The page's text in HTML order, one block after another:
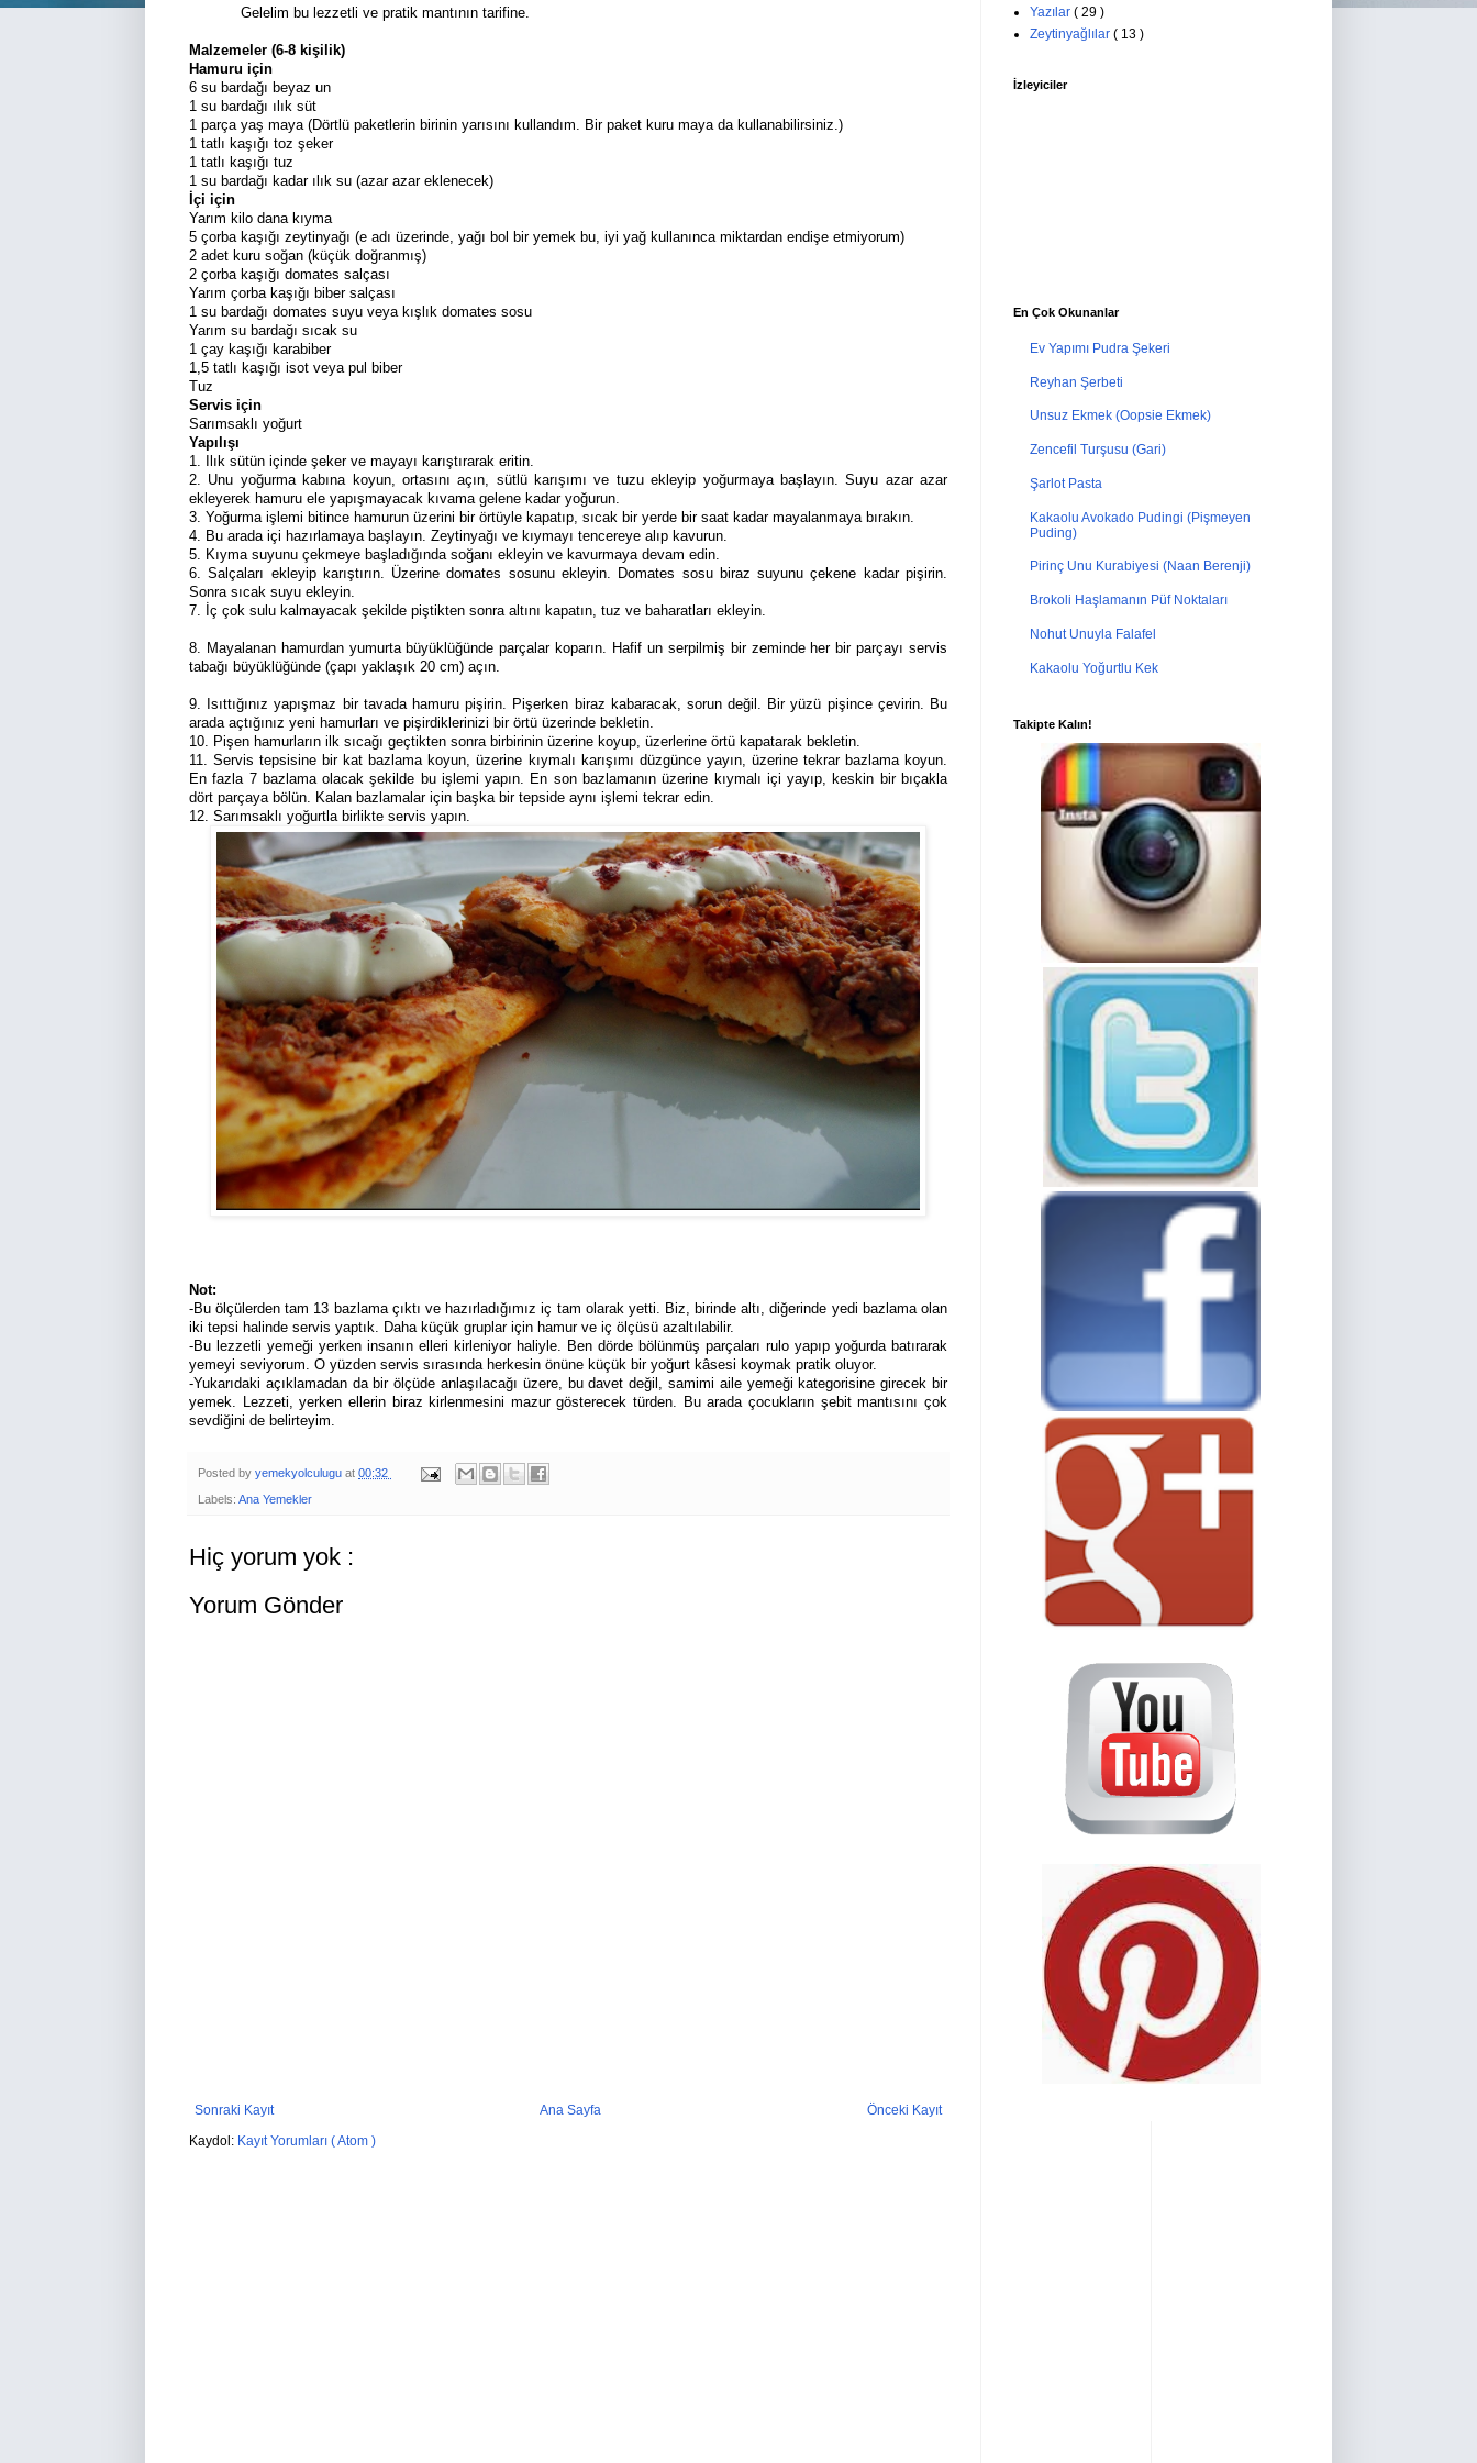
Gelelim bu lezzetli ve pratik mantının tarifine.
Malzemeler (6-8 kişilik)
Hamuru için
6 su bardağı beyaz un
1 su bardağı ılık süt
1 parça yaş maya (Dörtlü paketlerin birinin yarısını kullandım. Bir paket kuru maya da kullanabilirsiniz.)
1 tatlı kaşığı toz şeker
1 tatlı kaşığı tuz
1 su bardağı kadar ılık su (azar azar eklenecek)
İçi için
Yarım kilo dana kıyma
5 çorba kaşığı zeytinyağı (e adı üzerinde, yağı bol bir yemek bu, iyi yağ kullanınca miktardan endişe etmiyorum)
2 adet kuru soğan (küçük doğranmış)
2 çorba kaşığı domates salçası
Yarım çorba kaşığı biber salçası
1 su bardağı domates suyu veya kışlık domates sosu
Yarım su bardağı sıcak su
1 çay kaşığı karabiber
1,5 tatlı kaşığı isot veya pul biber
Tuz
Servis için
Sarımsaklı yoğurt
Yapılışı
1. Ilık sütün içinde şeker ve mayayı karıştırarak eritin.
2. Unu yoğurma kabına koyun, ortasını açın, sütlü karışımı ve tuzu ekleyip yoğurmaya başlayın. Suyu azar azar
ekleyerek hamuru ele yapışmayacak kıvama gelene kadar yoğurun.
3. Yoğurma işlemi bitince hamurun üzerini bir örtüyle kapatıp, sıcak bir yerde bir saat kadar mayalanmaya bırakın.
4. Bu arada içi hazırlamaya başlayın. Zeytinyağı ve kıymayı tencereye alıp kavurun.
5. Kıyma suyunu çekmeye başladığında soğanı ekleyin ve kavurmaya devam edin.
6. Salçaları ekleyip karıştırın. Üzerine domates sosunu ekleyin. Domates sosu biraz suyunu çekene kadar pişirin.
Sonra sıcak suyu ekleyin.
7. İç çok sulu kalmayacak şekilde piştikten sonra altını kapatın, tuz ve baharatları ekleyin.
8. Mayalanan hamurdan yumurta büyüklüğünde parçalar koparın. Hafif un serpilmiş bir zeminde her bir parçayı servis
tabağı büyüklüğünde (çapı yaklaşık 20 cm) açın.
9. Isıttığınız yapışmaz bir tavada hamuru pişirin. Pişerken biraz kabaracak, sorun değil. Bir yüzü pişince çevirin. Bu
arada açtığınız yeni hamurları ve pişirdiklerinizi bir örtü üzerinde bekletin.
10. Pişen hamurların ilk sıcağı geçtikten sonra birbirinin üzerine koyup, üzerlerine örtü kapatarak bekletin.
11. Servis tepsisine bir kat bazlama koyun, üzerine kıymalı karışımı düzgünce yayın, üzerine tekrar bazlama koyun.
En fazla 7 bazlama olacak şekilde bu işlemi yapın. En son bazlamanın üzerine kıymalı içi yayıp, keskin bir bıçakla
dört parçaya bölün. Kalan bazlamalar için başka bir tepside aynı işlemi tekrar edin.
12. Sarımsaklı yoğurtla birlikte servis yapın.
Not:
-Bu ölçülerden tam 13 bazlama çıktı ve hazırladığımız iç tam olarak yetti. Biz, birinde altı, diğerinde yedi bazlama olan
iki tepsi halinde servis yaptık. Daha küçük gruplar için hamur ve iç ölçüsü azaltılabilir.
-Bu lezzetli yemeği yerken insanın elleri kirleniyor haliyle. Ben dörde bölünmüş parçaları rulo yapıp yoğurda batırarak
yemeyi seviyorum. O yüzden servis sırasında herkesin önüne küçük bir yoğurt kâsesi koymak pratik oluyor.
-Yukarıdaki açıklamadan da bir ölçüde anlaşılacağı üzere, bu davet değil, samimi aile yemeği kategorisine girecek bir
yemek. Lezzeti, yerken ellerin biraz kirlenmesini mazur gösterecek türden. Bu arada çocukların şebit mantısını çok
sevdiğini de belirteyim.
Posted by yemekyolculugu at 00:32
Labels: Ana Yemekler
Hiç yorum yok :
Yorum Gönder
Sonraki Kayıt Önceki Kayıt
Ana Sayfa
Kaydol: Kayıt Yorumları ( Atom )
Yazılar ( 29 )
Zeytinyağlılar ( 13 )
İzleyiciler
En Çok Okunanlar
Ev Yapımı Pudra Şekeri
Reyhan Şerbeti
Unsuz Ekmek (Oopsie Ekmek)
Zencefil Turşusu (Gari)
Şarlot Pasta
Kakaolu Avokado Pudingi (Pişmeyen
Puding)
Pirinç Unu Kurabiyesi (Naan Berenji)
Brokoli Haşlamanın Püf Noktaları
Nohut Unuyla Falafel
Kakaolu Yoğurtlu Kek
Takipte Kalın!